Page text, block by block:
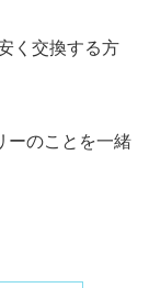
く交換する方
ーのことを一緒